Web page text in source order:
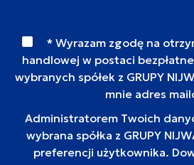
* Wyrazam zgodę na
handlowej w postaci
wybranych spółek z GRUPY
mnie adres
Administratorem Twoich
wybrana spółka z GRUPY
preferencji użytkownika.